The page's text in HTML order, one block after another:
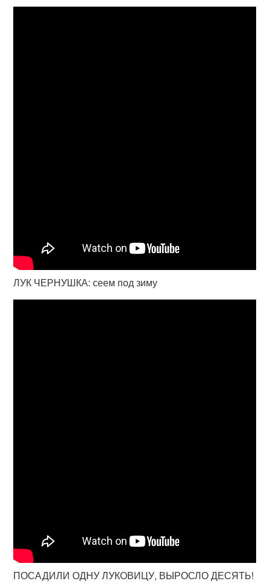
ЛУК ЧЕРНУШКА: сеем под зиму
ПОСАДИЛИ ОДНУ ЛУКОВИЦУ, ВЫРОСЛО ДЕСЯТЬ!